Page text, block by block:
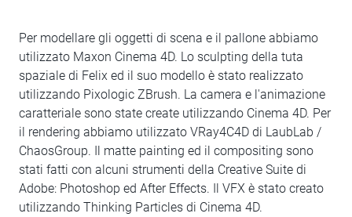
Per modellare gli oggetti di scena e il pallone abbiamo
utilizzato Maxon Cinema 4D. Lo sculpting della tuta
spaziale di Felix ed il suo modello è stato realizzato
utilizzando Pixologic ZBrush. La camera e l'animazione
caratteriale sono state create utilizzando Cinema 4D. Per
il rendering abbiamo utilizzato VRay4C4D di LaubLab /
ChaosGroup. Il matte painting ed il compositing sono
stati fatti con alcuni strumenti della Creative Suite di
Adobe: Photoshop ed After Effects. Il VFX è stato creato
utilizzando Thinking Particles di Cinema 4D.